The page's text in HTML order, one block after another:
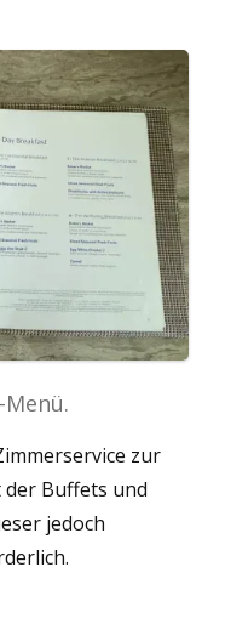
zur
Buffets und
jedoch